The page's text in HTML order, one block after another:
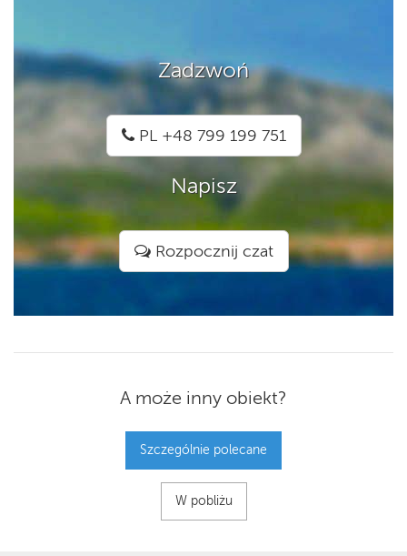
Zadzwoń
PL +48 799 199 751
Napisz
Rozpocznij czat
A może inny obiekt?
Szczególnie polecane
W pobliżu